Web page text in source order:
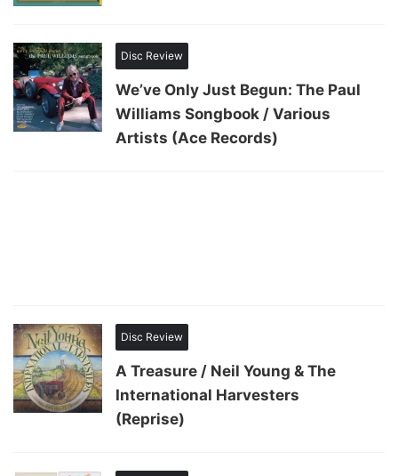
Disc Review
We’ve Only Just Begun: The Paul
Williams Songbook / Various
Artists (Ace Records)
Disc Review
A Treasure / Neil Young & The
International Harvesters
(Reprise)